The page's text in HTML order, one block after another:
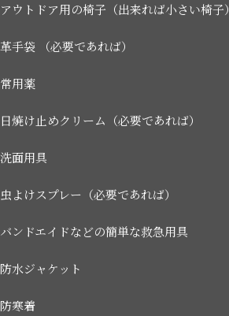
アウトドア用の椅子（出来れば小さい椅子）
革手袋 （必要であれば）
常用薬
日焼け止めクリーム（必要であれば）
洗面用具
虫よけスプレー（必要であれば）
バンドエイドなどの簡単な救急用具
防水ジャケット
防寒着